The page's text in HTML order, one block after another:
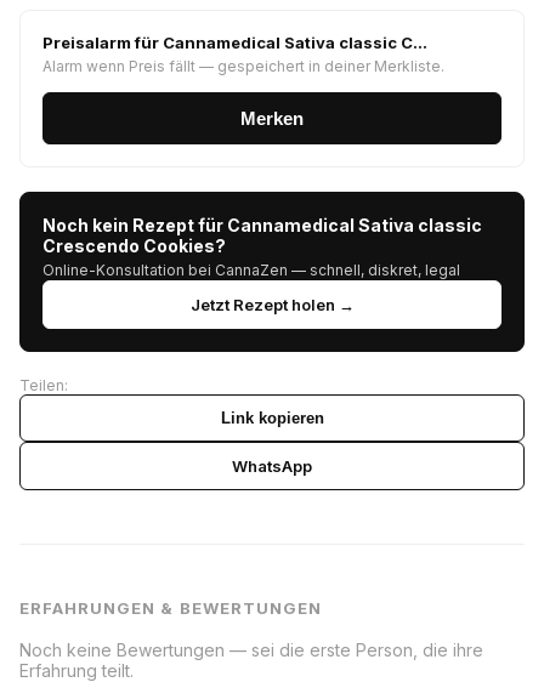
Preisalarm für Cannamedical Sativa classic C…
Alarm wenn Preis fällt — gespeichert in deiner Merkliste.
Merken
Noch kein Rezept für Cannamedical Sativa classic
Crescendo Cookies?
Online-Konsultation bei CannaZen — schnell, diskret, legal
Jetzt Rezept holen →
Teilen:
Link kopieren
WhatsApp
ERFAHRUNGEN & BEWERTUNGEN
Noch keine Bewertungen — sei die erste Person, die ihre
Erfahrung teilt.